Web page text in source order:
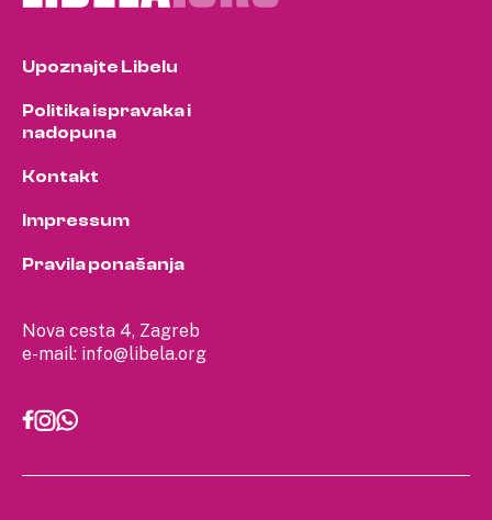
Nova cesta 4, Zagreb
e-mail: info@libela.org
Upoznajte Libelu
Politika ispravaka i
nadopuna
Kontakt
Impressum
Pravila ponašanja